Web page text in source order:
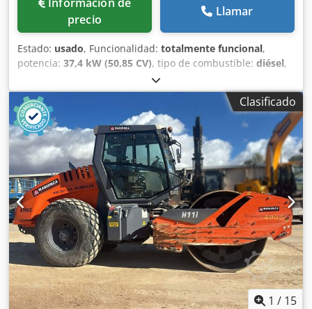
precio
Llamar
Estado: usado, Funcionalidad: totalmente funcional,
potencia: 37,4 kW (50,85 CV), tipo de combustible: diésel,
, Año de fabricación:
funcionamiento:1.400 h, Hamm HD14 i VT rodillo
combinado Dcjdpfxjzmf Nzo Anuok Año 2021 1400 horas
3795-5250 kg 37,4 kW 2400-3320 kg Rueda cortadora de
bordes Cabina con puertas Asiento calefactado Ancho de
trabajo 140 cm
Clasificado
1 / 15